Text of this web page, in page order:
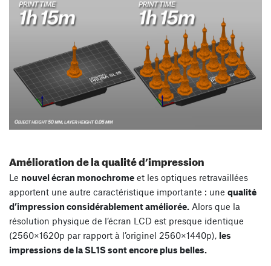
Amélioration de la qualité d’impression
Le nouvel écran monochrome et les optiques retravaillées
apportent une autre caractéristique importante : une qualité
d’impression considérablement améliorée. Alors que la
résolution physique de l’écran LCD est presque identique
(2560×1620p par rapport à l’originel 2560×1440p), les
impressions de la SL1S sont encore plus belles.